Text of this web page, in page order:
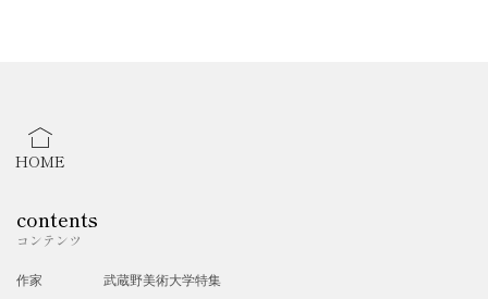
屋) 2010年 ・「ひとひかり」(Art Salon金工堂/名古屋) 2011年
・「輝きによって隠される」(GALLERY APA. 1F/名古屋) 2012
かた」(GALLERY APA. Fineroom/名古屋) 2014年 ・「光の路
を行く」(Gallery Valeur/名古屋) 2017年 ・「汎神論」
HOME
contents
コンテンツ
作家 武蔵野美術大学特集